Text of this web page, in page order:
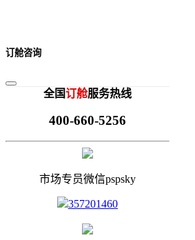
订舱咨询
全国订舱服务热线
400-660-5256
市场专员微信pspsky
357201460